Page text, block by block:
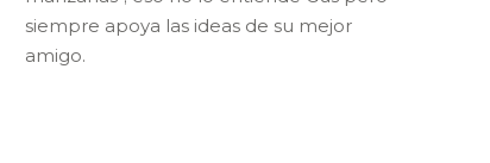
siempre apoya las ideas de su mejor
amigo.